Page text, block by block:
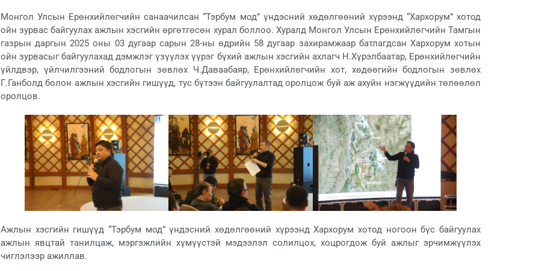
Монгол Улсын Ерөнхийлөгчийн санаачилсан “Тэрбум мод” үндэсний хөдөлгөөний хүрээнд “Хархорум” хотод
ойн зурвас байгуулах ажлын хэсгийн өргөтгөсөн хурал боллоо. Хуралд Монгол Улсын Ерөнхийлөгчийн Тамгын
газрын даргын 2025 оны 03 дугаар сарын 28-ны өдрийн 58 дугаар захирамжаар батлагдсан Хархорум хотын
ойн зурвасыг байгуулахад дэмжлэг үзүүлэх үүрэг бүхий ажлын хэсгийн ахлагч Н.Хүрэлбаатар, Ерөнхийлөгчийн
үйлдвэр, үйлчилгээний бодлогын зөвлөх Ч.Даваабаяр, Ерөнхийлөгчийн хот, хөдөөгийн бодлогын зөвлөх
Г.Ганболд болон ажлын хэсгийн гишүүд, тус бүтээн байгуулалтад оролцож буй аж ахуйн нэгжүүдийн төлөөлөл
оролцов.
Ажлын хэсгийн гишүүд “Тэрбум мод” үндэсний хөдөлгөөний хүрээнд Хархорум хотод ногоон бүс байгуулах
ажлын явцтай танилцаж, мэргэжлийн хүмүүстэй мэдээлэл солилцох, хоцрогдож буй ажлыг эрчимжүүлэх
чиглэлээр ажиллав.